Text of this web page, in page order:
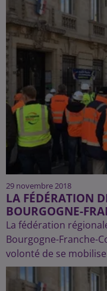
29 novembre 2018
LA FÉDÉRATION
BOURGOGNE-
La fédération
Bourgogne-Franche-
volonté de se